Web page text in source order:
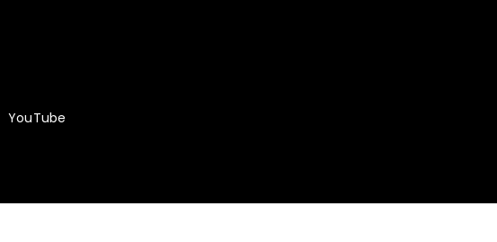
YouTube